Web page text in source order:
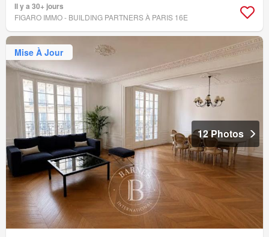
Il y a 30+ jours
FIGARO IMMO - BUILDING PARTNERS À PARIS 16E
Mise À Jour
12 Photos